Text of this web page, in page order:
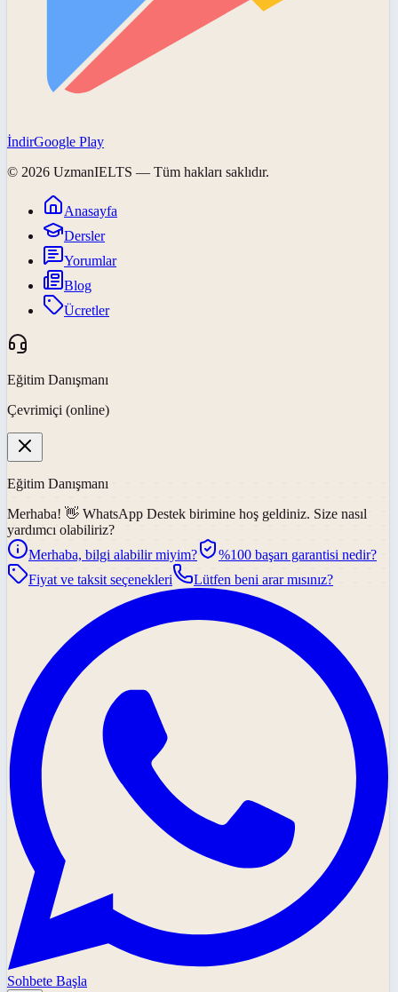
İndirGoogle Play
© 2026 UzmanIELTS — Tüm hakları saklıdır.
Anasayfa
Dersler
Yorumlar
Blog
Ücretler
Eğitim Danışmanı
Çevrimiçi (online)
Eğitim Danışmanı
Merhaba! 👋 WhatsApp Destek birimine hoş geldiniz. Size nasıl
yardımcı olabiliriz?
Merhaba, bilgi alabilir miyim?
%100 başarı garantisi nedir?
Fiyat ve taksit seçenekleri
Lütfen beni arar mısınız?
Sohbete Başla